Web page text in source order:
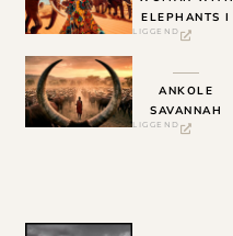
ELEPHANTS I
LIGGEND
ANKOLE
SAVANNAH
LIGGEND